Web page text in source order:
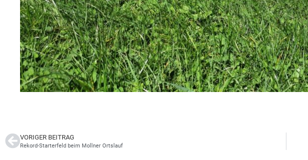
VORIGER BEITRAG
Rekord-Starterfeld beim Mollner Ortslauf